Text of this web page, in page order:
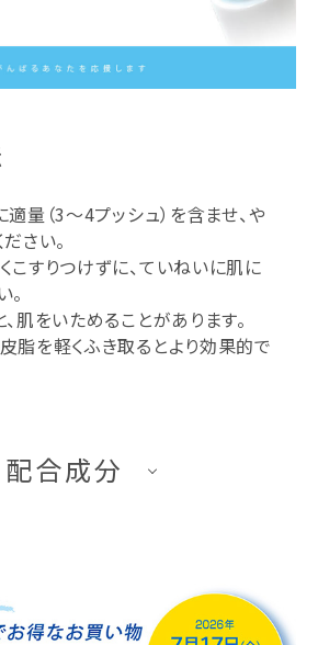
適量（3～4プッシュ）を含ませ、や
さい。
こすりつけずに、ていねいに肌に
肌をいためることがあります。
脂を軽くふき取るとより効果的で
配合成分